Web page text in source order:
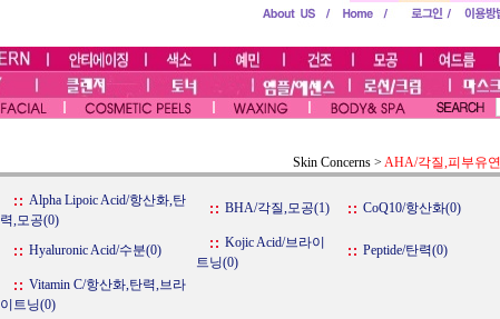
Skin Concerns > AHA/각질,피부유연
Alpha Lipoic Acid/항산화,탄
력,모공(0)
BHA/각질,모공(1) CoQ10/항산화(0)
Hyaluronic Acid/수분(0)
Kojic Acid/브라이
트닝(0)
Peptide/탄력(0)
Vitamin C/항산화,탄력,브라
이트닝(0)